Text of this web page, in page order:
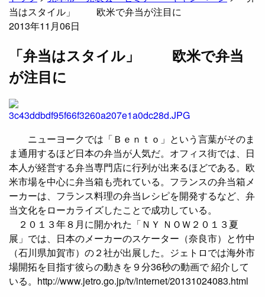
当はスタイル」 欧米で弁当が注目に
2013年11月06日
「弁当はスタイル」 欧米で弁当
が注目に
ニューヨークでは「Ｂｅｎｔｏ」という言葉がそのま
ま通用するほど日本の弁当が人気だ。オフィス街では、日
本人が経営する弁当専門店に行列が出来るほどである。欧
米市場を中心に弁当箱も売れている。フランスの弁当箱メ
ーカーは、フランス料理の弁当レシピを開発するなど、弁
当文化をローカライズしたことで成功している。
２０１３年８月に開かれた「ＮＹ ＮＯＷ２０１３夏
展」では、日本のメーカーのスケーター（奈良市）と竹中
（石川県加賀市）の２社が出展した。ジェトロでは海外市
場開拓を目指す彼らの動きを９分36秒の動画で 紹介して
いる。http://www.jetro.go.jp/tv/internet/20131024083.html